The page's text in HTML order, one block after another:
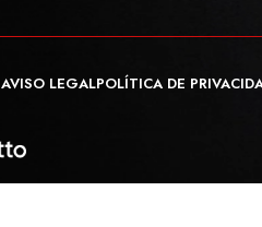
AVISO LEGALPOLÍTICA DE